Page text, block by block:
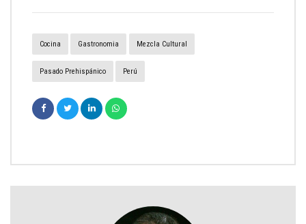
Cocina Gastronomia Mezcla Cultural
Pasado Prehispánico Perú